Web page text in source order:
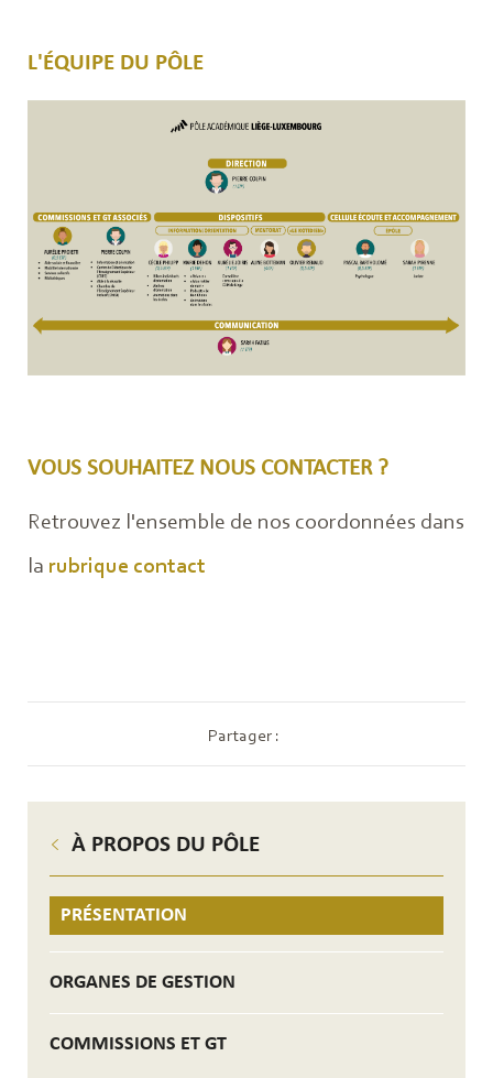
À PROPOS DU PÔLE
PRÉSENTATION
ORGANES DE GESTION
COMMISSIONS ET GT
L'ÉQUIPE DU PÔLE
VOUS SOUHAITEZ NOUS CONTACTER ?
Retrouvez l'ensemble de nos coordonnées dans
la rubrique contact
Partager :